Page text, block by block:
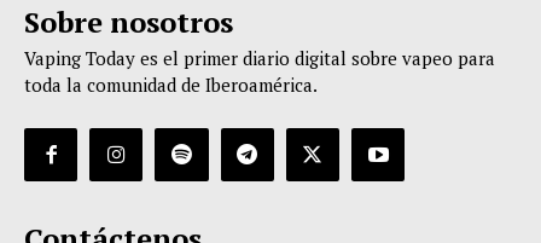
Sobre nosotros
Vaping Today es el primer diario digital sobre vapeo para
toda la comunidad de Iberoamérica.